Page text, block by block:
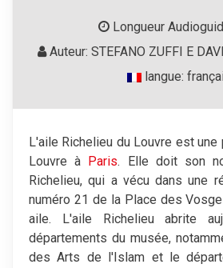
Longueur
Auteur: STEFANO ZUFFI E
langue:
L'aile Richelieu du Louvre est
Louvre à
Paris. Elle doit son
Richelieu, qui a vécu dans une
numéro 21 de la Place des
aile. L'aile Richelieu abrite
départements du musée,
des Arts de l'Islam et le